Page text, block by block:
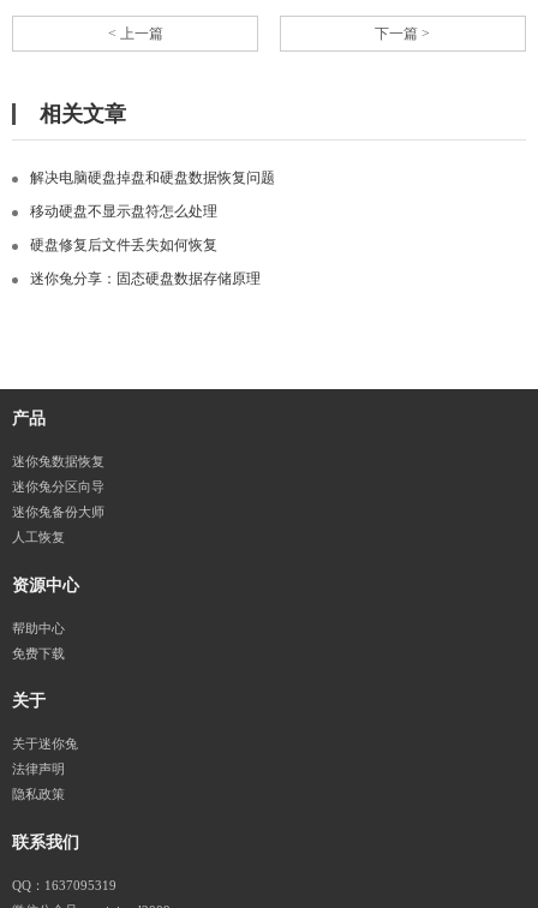
< 上一篇 下一篇 >
相关文章
解决电脑硬盘掉盘和硬盘数据恢复问题
移动硬盘不显示盘符怎么处理
硬盘修复后文件丢失如何恢复
迷你兔分享：固态硬盘数据存储原理
产品
迷你兔数据恢复
迷你兔分区向导
迷你兔备份大师
人工恢复
资源中心
帮助中心
免费下载
关于
关于迷你兔
法律声明
隐私政策
联系我们
QQ：1637095319